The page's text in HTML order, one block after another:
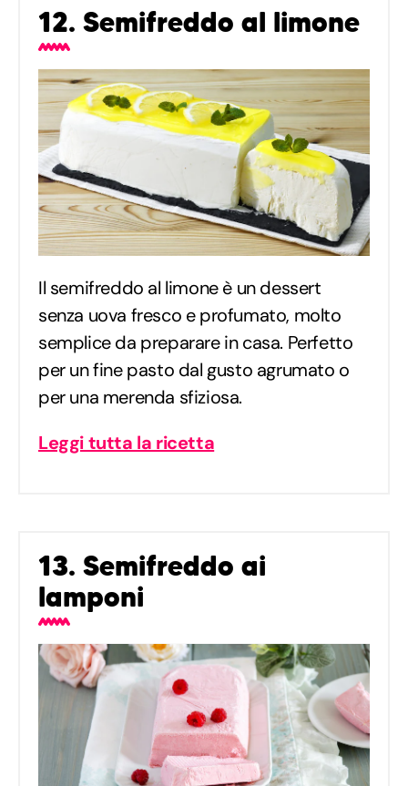
12. Semifreddo al limone
Il semifreddo al limone è un dessert
senza uova fresco e profumato, molto
semplice da preparare in casa. Perfetto
per un fine pasto dal gusto agrumato o
per una merenda sfiziosa.
Leggi tutta la ricetta
13. Semifreddo ai
lamponi